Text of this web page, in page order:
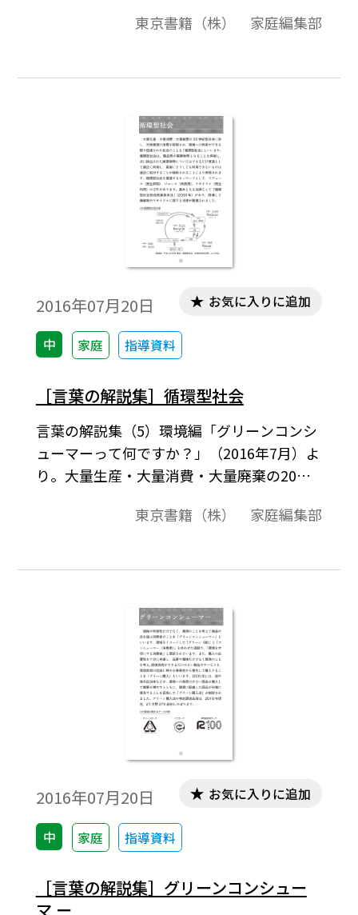
温暖化」といいます。地球温暖 化は，平均
波） や大雨・干ばつの増加など，さまざま
東京書籍（株） 家庭編集部
2016年07月20日
中 家庭 指導資料
お気に入りに追加
［言葉の解説集］循環型社会
言葉の解説集（5）環境編「グリーンコンシ
ューマーって何ですか？」（2016年7月）よ
り。大量生産・大量消費・大量廃棄の20世
れ，環境への負荷ができる限り低減された
東京書籍（株） 家庭編集部
2016年07月20日
中 家庭 指導資料
お気に入りに追加
［言葉の解説集］グリーンコンシュー
マ ー